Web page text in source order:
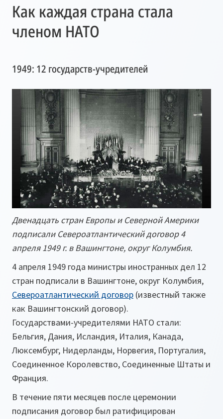
Как каждая страна стала
членом НАТО
1949: 12 государств-учредителей
Двенадцать стран Европы и Северной Америки
подписали Североатлантический договор 4
апреля 1949 г. в Вашингтоне, округ Колумбия.
4 апреля 1949 года министры иностранных дел 12
стран подписали в Вашингтоне, округ Колумбия,
Североатлантический договор (известный также
как Вашингтонский договор).
Государствами-учредителями НАТО стали:
Бельгия, Дания, Исландия, Италия, Канада,
Люксембург, Нидерланды, Норвегия, Португалия,
Соединенное Королевство, Соединенные Штаты и
Франция.
В течение пяти месяцев после церемонии
подписания договор был ратифицирован